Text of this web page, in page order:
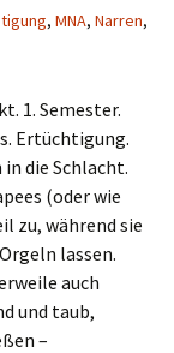
, MNA, Narren,
1. Semester.
Ertüchtigung.
die Schlacht.
(oder wie
zu, während sie
lassen.
auch
und taub,
–